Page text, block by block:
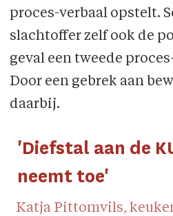
proces-verbaal opstelt.
slachtoffer zelf ook de
geval een tweede
Door een gebrek aan
daarbij.
'Diefstal aan de
neemt toe'
Katja Pittomvils,